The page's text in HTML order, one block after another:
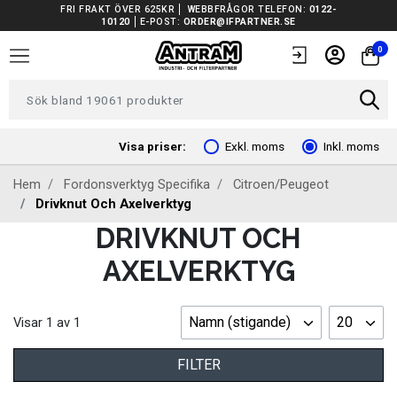
FRI FRAKT ÖVER 625KR WEBBFRÅGOR TELEFON: 0122-
10120
E-POST: ORDER@IFPARTNER.SE
0
Visa priser: Exkl. moms Inkl. moms
TRUCKAR I LAGER
TUNGA FORDON UNIVERSAL
FORDONSVERKTYG EV
ARBETSPLATSUTRUSTNING
EL OCH BELYSNING
FILTER
Hem Fordonsverktyg Specifika
Citroen/Peugeot
Drivknut Och Axelverktyg
DRIVKNUT OCH
AXELVERKTYG
Visar 1 av 1 Namn (stigande) 20
FILTER